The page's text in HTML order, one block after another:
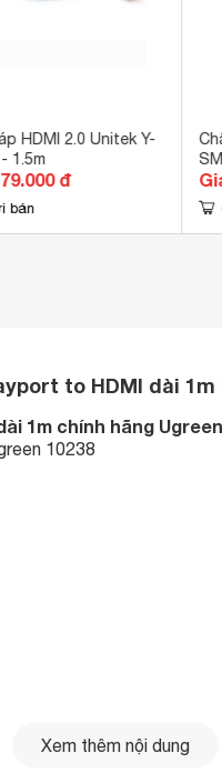
HDMI 2.0 Unitek Y-
1.5m
đ
bán
to HDMI dài 1m
1m chính hãng
10238
Xem thêm nội dung